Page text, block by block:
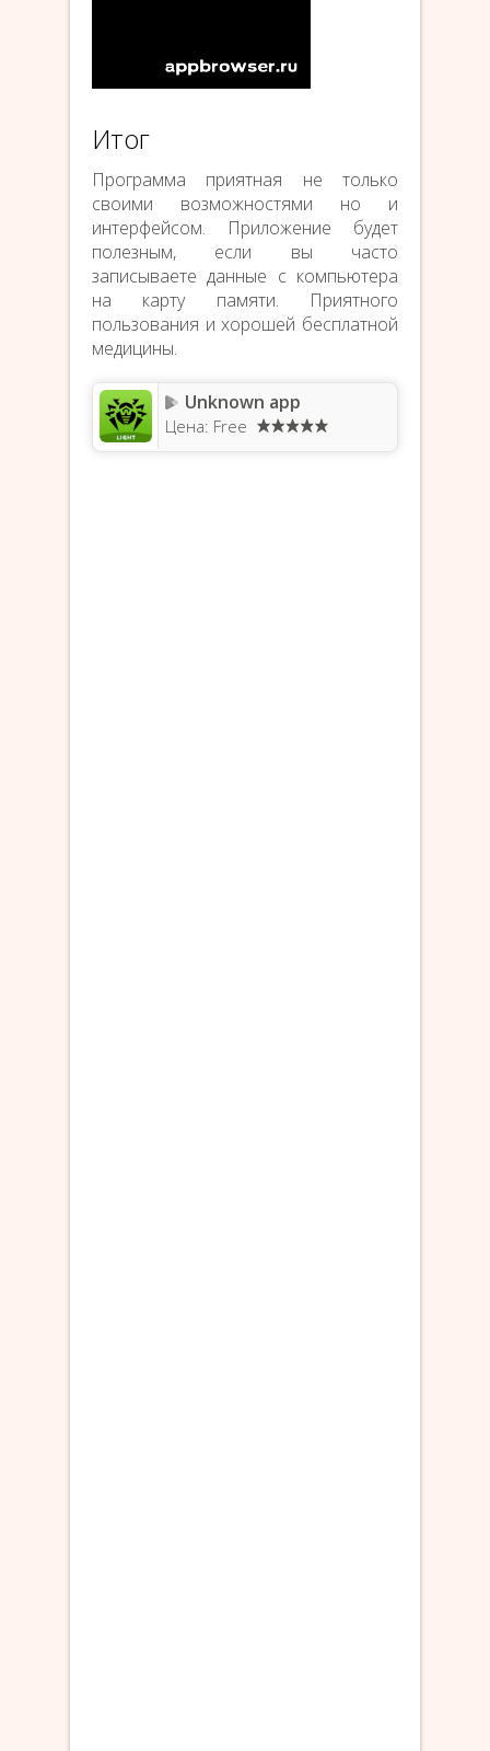
Итог
Программа приятная не только
своими возможностями но и
интерфейсом. Приложение будет
полезным, если вы часто
записываете данные с компьютера
на карту памяти. Приятного
пользования и хорошей бесплатной
медицины.
Unknown app
Цена: Free